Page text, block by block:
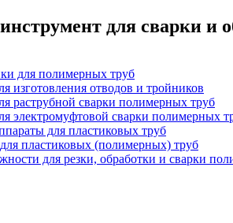
для сварки и
для полимерных труб
изготовления отводов и тройников
раструбной сварки полимерных труб
электромуфтовой сварки полимерных
для пластиковых труб
пластиковых (полимерных) труб
для резки, обработки и сварки